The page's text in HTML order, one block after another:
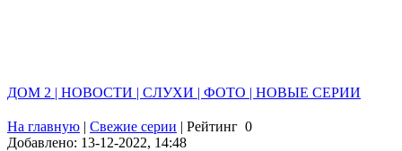
ДОМ 2 | НОВОСТИ | СЛУХИ | ФОТО | НОВЫЕ СЕРИИ
На главную | Свежие серии | Рейтинг 0
Добавлено: 13-12-2022, 14:48